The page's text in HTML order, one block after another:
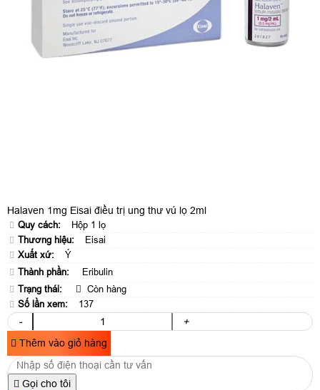
Halaven 1mg Eisai điều trị ung thư vú lọ 2ml
Quy cách:
Hộp 1 lọ
Thương hiệu:
Eisai
Xuất xứ:
Ý
Thành phần:
Eribulin
Trạng thái:
Còn hàng
Số lần xem:
137
-
+
Thêm vào giỏ hàng
Gọi cho tôi